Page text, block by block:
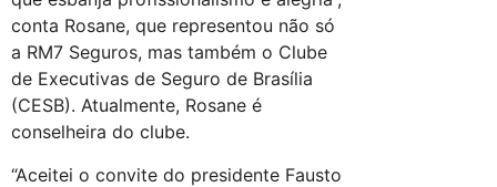
conta Rosane, que representou não só
a RM7 Seguros, mas também o Clube
de Executivas de Seguro de Brasília
(CESB). Atualmente, Rosane é
conselheira do clube.
“Aceitei o convite do presidente Fausto